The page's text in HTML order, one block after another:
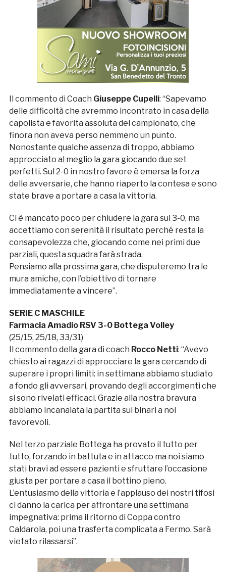
Il commento di Coach Giuseppe Cupelli: “Sapevamo
delle difficoltà che avremmo incontrato in casa della
capolista e favorita assoluta del campionato, che
finora non aveva perso nemmeno un punto.
Nonostante qualche assenza di troppo, abbiamo
approcciato al meglio la gara giocando due set
perfetti. Sul 2-0 in nostro favore è emersa la forza
delle avversarie, che hanno riaperto la contesa e sono
state brave a portare a casa la vittoria.
Ci è mancato poco per chiudere la gara sul 3-0, ma
accettiamo con serenità il risultato perché resta la
consapevolezza che, giocando come nei primi due
parziali, questa squadra farà strada.
Pensiamo alla prossima gara, che disputeremo tra le
mura amiche, con l’obiettivo di tornare
immediatamente a vincere”.
SERIE C MASCHILE
Farmacia Amadio RSV 3-0 Bottega Volley
(25/15, 25/18, 33/31)
Il commento della gara di coach Rocco Netti: “Avevo
chiesto ai ragazzi di approcciare la gara cercando di
superare i propri limiti: in settimana abbiamo studiato
a fondo gli avversari, provando degli accorgimenti che
si sono rivelati efficaci. Grazie alla nostra bravura
abbiamo incanalata la partita sui binari a noi
favorevoli.
Nel terzo parziale Bottega ha provato il tutto per
tutto, forzando in battuta e in attacco ma noi siamo
stati bravi ad essere pazienti e sfruttare l’occasione
giusta per portare a casa il bottino pieno.
L’entusiasmo della vittoria e l’applauso dei nostri tifosi
ci danno la carica per affrontare una settimana
impegnativa: prima il ritorno di Coppa contro
Caldarola, poi una trasferta complicata a Fermo. Sarà
vietato rilassarsi”.